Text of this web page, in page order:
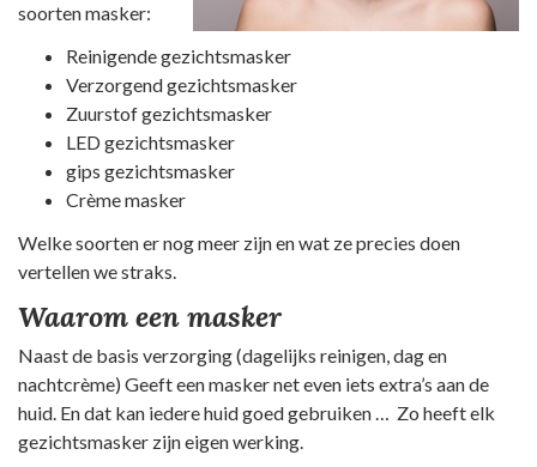
soorten masker:
Reinigende gezichtsmasker
Verzorgend gezichtsmasker
Zuurstof gezichtsmasker
LED gezichtsmasker
gips gezichtsmasker
Crème masker
Welke soorten er nog meer zijn en wat ze precies doen
vertellen we straks.
Waarom een masker
Naast de basis verzorging (dagelijks reinigen, dag en
nachtcrème) Geeft een masker net even iets extra’s aan de
huid. En dat kan iedere huid goed gebruiken … Zo heeft elk
gezichtsmasker zijn eigen werking.